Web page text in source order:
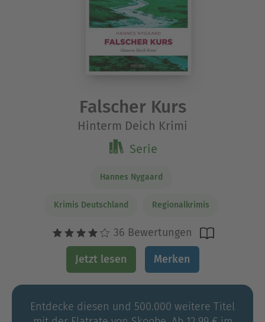
Falscher Kurs
Hinterm Deich Krimi
Serie
Hannes Nygaard
Krimis Deutschland Regionalkrimis
36 Bewertungen
Jetzt lesen Merken
Entdecke diesen und 500.000 weitere Titel